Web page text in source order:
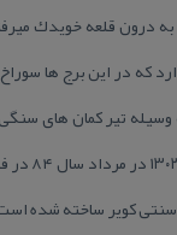
درون قلعه خویدك
كه در این برج ها
تیر كمان های
وسیله ان سنگ
سنتی كویر ساخته شده